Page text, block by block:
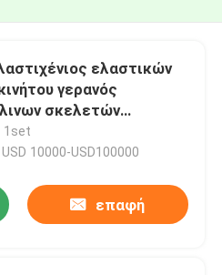
ελαστικών
γερανός
σκελετών
22m 30m 35t
1set
10000-USD100000
επαφή